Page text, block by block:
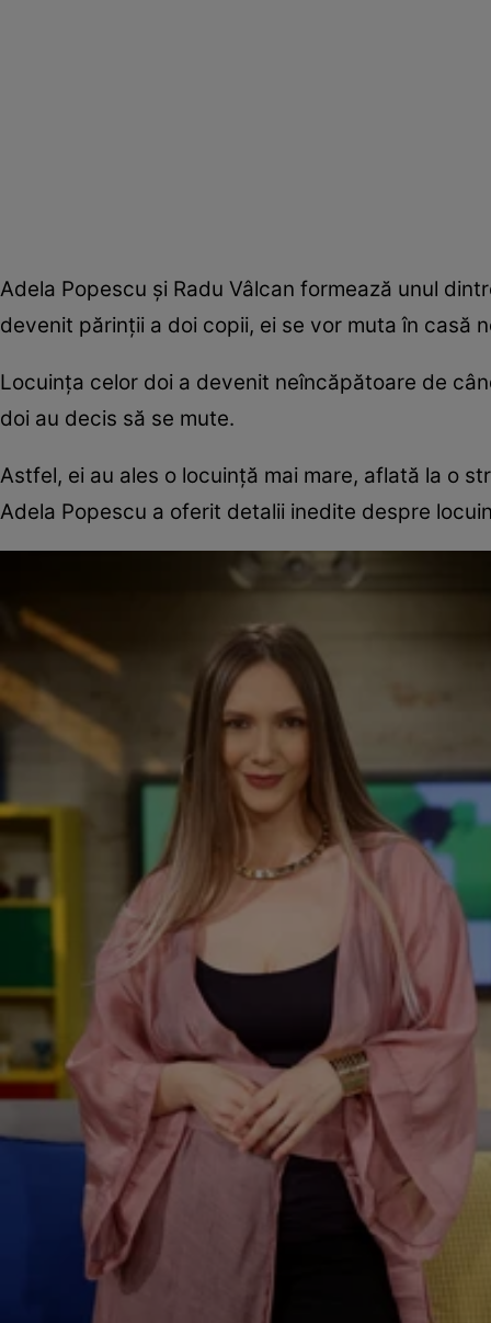
Adela Popescu şi Radu Vâlcan formează unul
devenit părinţii a doi copii, ei se vor muta în casă
Locuinţa celor doi a devenit neîncăpătoare de
doi au decis să se mute.
Astfel, ei au ales o locuinţă mai mare, aflată la o
Adela Popescu a oferit detalii inedite despre